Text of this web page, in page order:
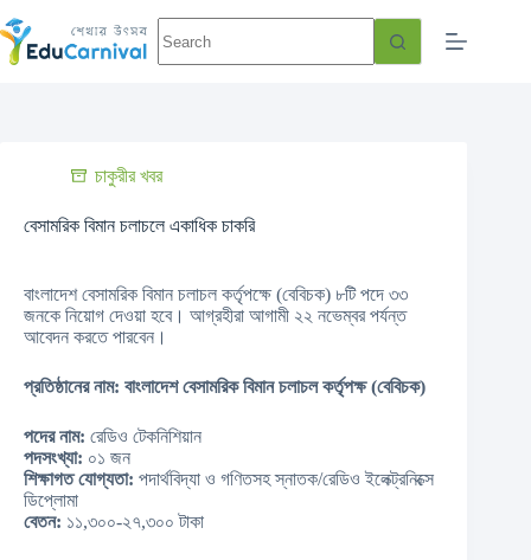
চাকুরীর খবর
বেসামরিক বিমান চলাচলে একাধিক চাকরি
বাংলাদেশ বেসামরিক বিমান চলাচল কর্তৃপক্ষে (বেবিচক) ৮টি পদে ৩৩
জনকে নিয়োগ দেওয়া হবে। আগ্রহীরা আগামী ২২ নভেম্বর পর্যন্ত
আবেদন করতে পারবেন।
প্রতিষ্ঠানের নাম: বাংলাদেশ বেসামরিক বিমান চলাচল কর্তৃপক্ষ (বেবিচক)
পদের নাম: রেডিও টেকনিশিয়ান
পদসংখ্যা: ০১ জন
শিক্ষাগত যোগ্যতা: পদার্থবিদ্যা ও গণিতসহ স্নাতক/রেডিও ইলেক্ট্রনিক্সে
ডিপ্লোমা
বেতন: ১১,৩০০-২৭,৩০০ টাকা